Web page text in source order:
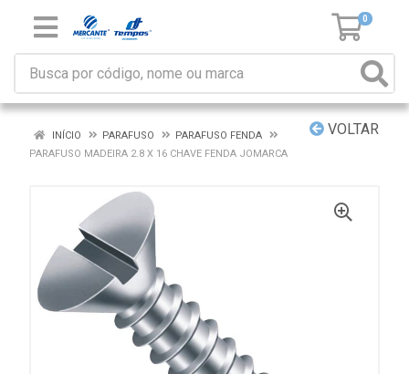
0
VOLTAR
INÍCIO PARAFUSO
PARAFUSO FENDA
PARAFUSO MADEIRA 2.8 X 16 CHAVE FENDA JOMARCA